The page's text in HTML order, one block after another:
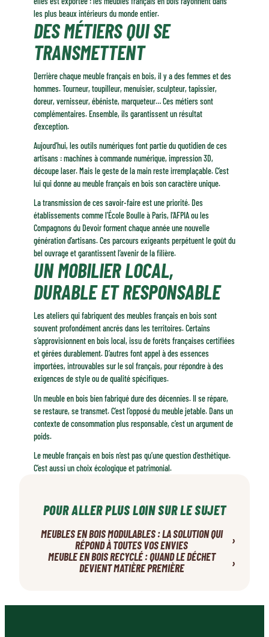
les plus beaux intérieurs du monde entier.
DES MÉTIERS QUI SE
TRANSMETTENT
Derrière chaque meuble français en bois, il y a des femmes et des
hommes. Tourneur, toupilleur, menuisier, sculpteur, tapissier,
doreur, vernisseur, ébéniste, marqueteur… Ces métiers sont
complémentaires. Ensemble, ils garantissent un résultat
d’exception.
Aujourd’hui, les outils numériques font partie du quotidien de ces
artisans : machines à commande numérique, impression 3D,
découpe laser. Mais le geste de la main reste irremplaçable. C’est
lui qui donne au meuble français en bois son caractère unique.
La transmission de ces savoir-faire est une priorité. Des
établissements comme l’École Boulle à Paris, l’AFPIA ou les
Compagnons du Devoir forment chaque année une nouvelle
génération d’artisans. Ces parcours exigeants perpétuent le goût du
bel ouvrage et garantissent l’avenir de la filière.
UN MOBILIER LOCAL,
DURABLE ET RESPONSABLE
Les ateliers qui fabriquent des meubles français en bois sont
souvent profondément ancrés dans les territoires. Certains
s’approvisionnent en bois local, issu de forêts françaises certifiées
et gérées durablement. D’autres font appel à des essences
importées, introuvables sur le sol français, pour répondre à des
exigences de style ou de qualité spécifiques.
Un meuble en bois bien fabriqué dure des décennies. Il se répare,
se restaure, se transmet. C’est l’opposé du meuble jetable. Dans un
contexte de consommation plus responsable, c’est un argument de
poids.
Le meuble français en bois n’est pas qu’une question d’esthétique.
C’est aussi un choix écologique et patrimonial.
POUR ALLER PLUS LOIN SUR LE SUJET
MEUBLES EN BOIS MODULABLES : LA SOLUTION QUI
RÉPOND À TOUTES VOS ENVIES
›
MEUBLE EN BOIS RECYCLÉ : QUAND LE DÉCHET
DEVIENT MATIÈRE PREMIÈRE
›